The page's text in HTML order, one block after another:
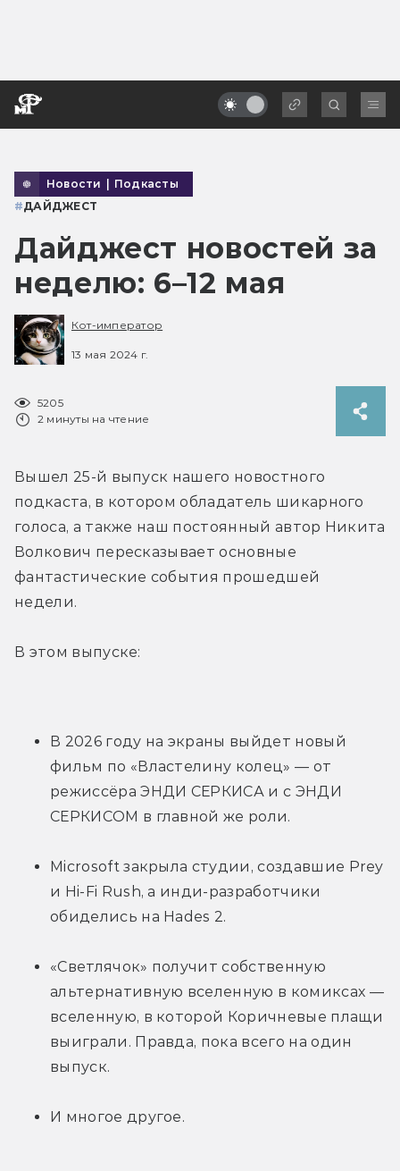
Новости | Подкасты
#ДАЙДЖЕСТ
Дайджест новостей за
неделю: 6–12 мая
Кот-император
13 мая 2024 г.
5205
2 минуты на чтение
Вышел 25-й выпуск нашего новостного
подкаста, в котором обладатель шикарного
голоса, а также наш постоянный автор Никита
Волкович пересказывает основные
фантастические события прошедшей
недели.
В этом выпуске:
В 2026 году на экраны выйдет новый
фильм по «Властелину колец» — от
режиссёра ЭНДИ СЕРКИСА и с ЭНДИ
СЕРКИСОМ в главной же роли.
Microsoft закрыла студии, создавшие Prey
и Hi-Fi Rush, а инди-разработчики
обиделись на Hades 2.
«Светлячок» получит собственную
альтернативную вселенную в комиксах —
вселенную, в которой Коричневые плащи
выиграли. Правда, пока всего на один
выпуск.
И многое другое.